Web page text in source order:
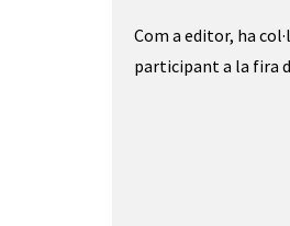
Com a editor, ha
participant a la fira